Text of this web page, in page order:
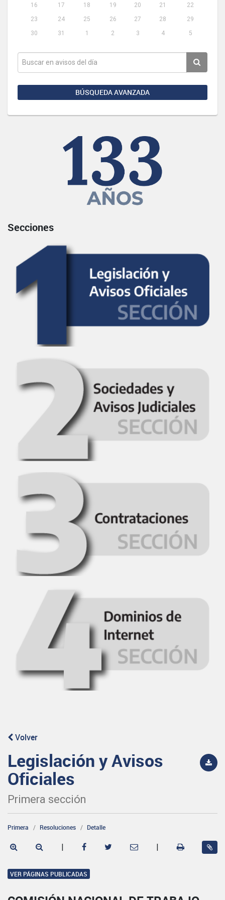
16
17 18 19 20 21
22
23
24 25 26 27 28
29
30
31 1 2 3 4 5
BÚSQUEDA AVANZADA
Secciones
Volver
Legislación y Avisos
Oficiales
Primera sección
Primera Resoluciones Detalle
| |
VER PÁGINAS PUBLICADAS